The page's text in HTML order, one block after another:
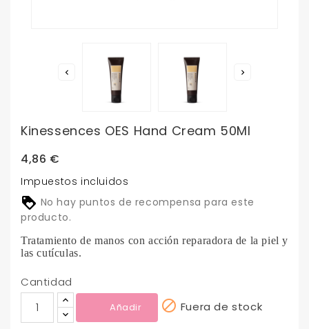
 
Kinessences OES Hand Cream 50Ml
4,86 €
Impuestos incluidos
No hay puntos de recompensa para este
producto.
Tratamiento de manos con acción reparadora de la piel y
las cutículas.
Cantidad
Añadir  Fuera de stock